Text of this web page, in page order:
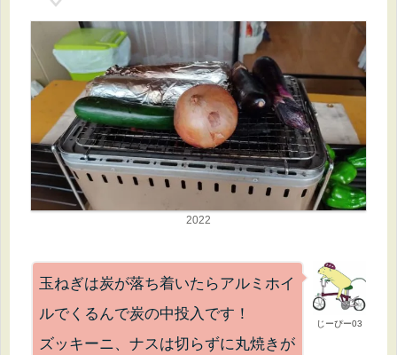
2022
じーぴー03
玉ねぎは炭が落ち着いたらアルミホイ
ルでくるんで炭の中投入です！
ズッキーニ、ナスは切らずに丸焼きが